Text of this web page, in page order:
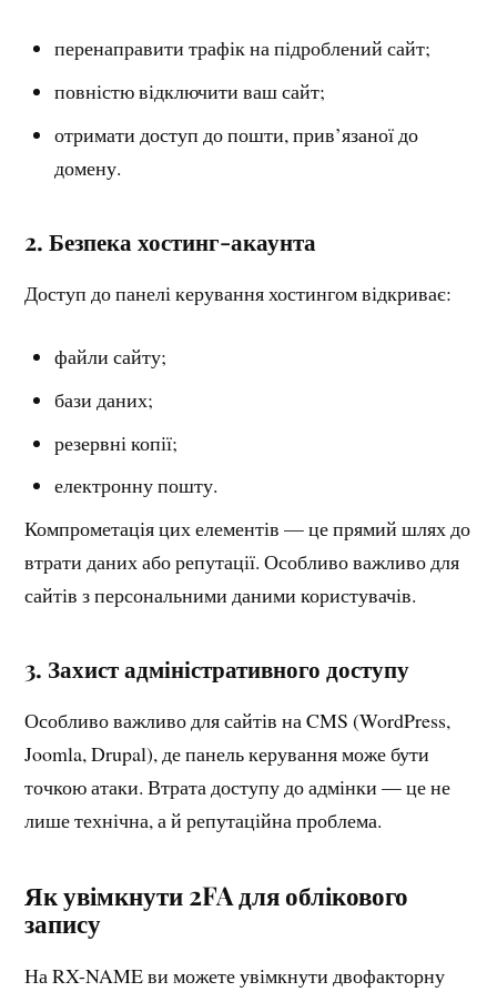
перенаправити трафік на підроблений сайт;
повністю відключити ваш сайт;
отримати доступ до пошти, прив’язаної до
домену.
2. Безпека хостинг-акаунта
Доступ до панелі керування хостингом відкриває:
файли сайту;
бази даних;
резервні копії;
електронну пошту.
Компрометація цих елементів — це прямий шлях до
втрати даних або репутації. Особливо важливо для
сайтів з персональними даними користувачів.
3. Захист адміністративного доступу
Особливо важливо для сайтів на CMS (WordPress,
Joomla, Drupal), де панель керування може бути
точкою атаки. Втрата доступу до адмінки — це не
лише технічна, а й репутаційна проблема.
Як увімкнути 2FA для облікового
запису
На RX-NAME ви можете увімкнути двофакторну